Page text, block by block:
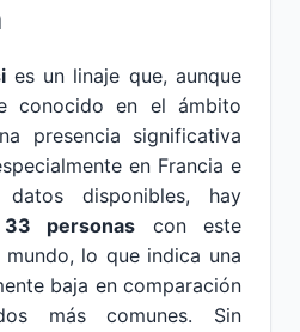
es un linaje que, aunque
conocido en el ámbito
presencia significativa
en Francia e
disponibles, hay
33 personas con este
lo que indica una
baja en comparación
más comunes. Sin